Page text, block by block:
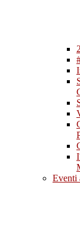
Eventi